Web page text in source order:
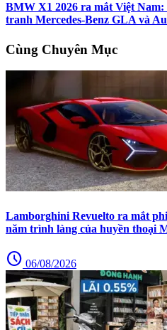
BMW X1 2026 ra mắt Việt Nam:
tranh Mercedes-Benz GLA và
Cùng Chuyên Mục
Lamborghini Revuelto ra mắt
năm trình làng của huyền thoại
schedule 06/08/2026